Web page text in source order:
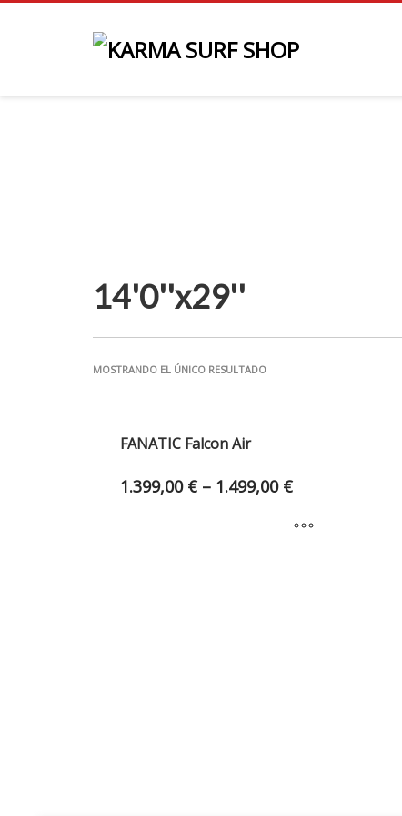
14'0''x29''
MOSTRANDO EL ÚNICO RESULTADO
FANATIC Falcon Air
1.399,00 € – 1.499,00 €